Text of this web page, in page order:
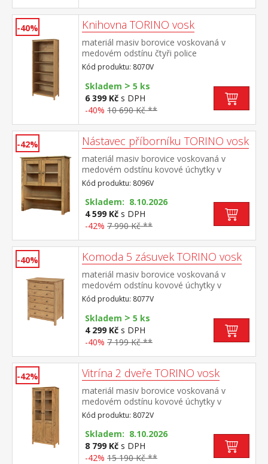
-40% Knihovna TORINO vosk
materiál masiv borovice voskovaná v
medovém odstínu čtyři police
Kód produktu: 8070V
Skladem > 5 ks
6 399 Kč s DPH
-40% 10 690 Kč **
-42% Nástavec příborníku TORINO vosk
materiál masiv borovice voskovaná v
medovém odstínu kovové úchytky v
barevném provedení černěná mosaz 2
prosklené dveře, 1 police nástavec
příborníku 8095V
Kód produktu: 8096V
Skladem: 8.10.2026
4 599 Kč s DPH
-42% 7 990 Kč **
-40% Komoda 5 zásuvek TORINO vosk
materiál masiv borovice voskovaná v
medovém odstínu kovové úchytky v
barevném provedení černěná mosaz pět
zásuvek s kovovými pojezdy
Kód produktu: 8077V
Skladem > 5 ks
4 299 Kč s DPH
-40% 7 199 Kč **
-42% Vitrína 2 dveře TORINO vosk
materiál masiv borovice voskovaná v
medovém odstínu kovové úchytky v
barevném provedení černěná mosaz dvoje
částečně prosklené dveře, čtyři police
Kód produktu: 8072V
Skladem: 8.10.2026
8 799 Kč s DPH
-42% 15 190 Kč **